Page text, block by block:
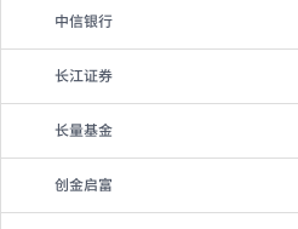
中信银行
长江证券
长量基金
创金启富